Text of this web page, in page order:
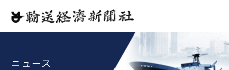
ニュース